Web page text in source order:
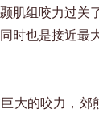
肌组咬力过关
时也是接近最
大的咬力，郊